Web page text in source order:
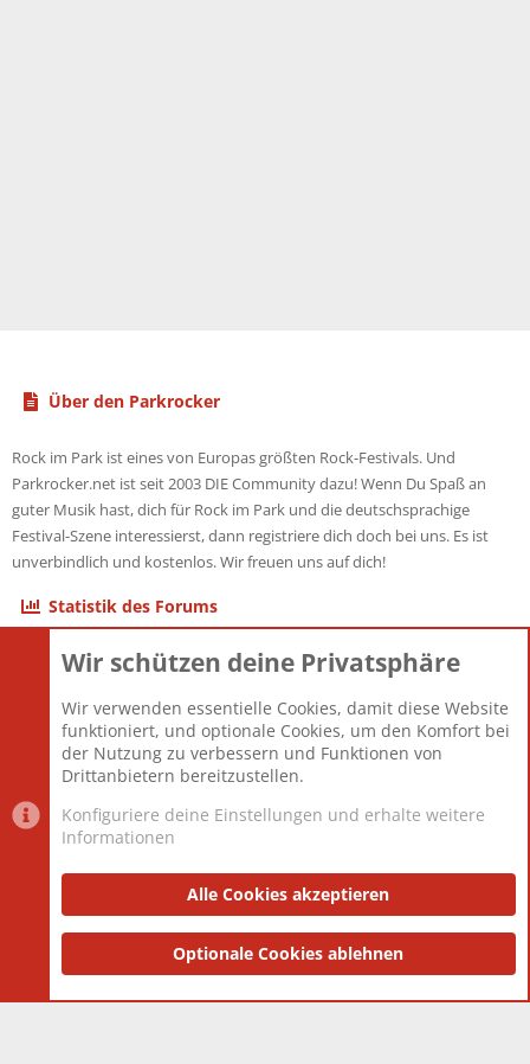
Über den Parkrocker
Rock im Park ist eines von Europas größten Rock-Festivals. Und
Parkrocker.net ist seit 2003 DIE Community dazu! Wenn Du Spaß an
guter Musik hast, dich für Rock im Park und die deutschsprachige
Festival-Szene interessierst, dann registriere dich doch bei uns. Es ist
unverbindlich und kostenlos. Wir freuen uns auf dich!
Statistik des Forums
Themen
Mitglieder
12.427
Neuestes Mitglied
Berlin
Datenschutzerklärung Impressum
Community platform by XenForo® © 2010-2025 XenForo Ltd.
and add-ons by ThemeHouse
Wir schützen deine Privatsphäre
Wir verwenden essentielle Cookies, damit diese Website
funktioniert, und optionale Cookies, um den Komfort bei
der Nutzung zu verbessern und Funktionen von
Drittanbietern bereitzustellen.
Konfiguriere deine Einstellungen und erhalte weitere
Informationen
Alle Cookies akzeptieren
Optionale Cookies ablehnen